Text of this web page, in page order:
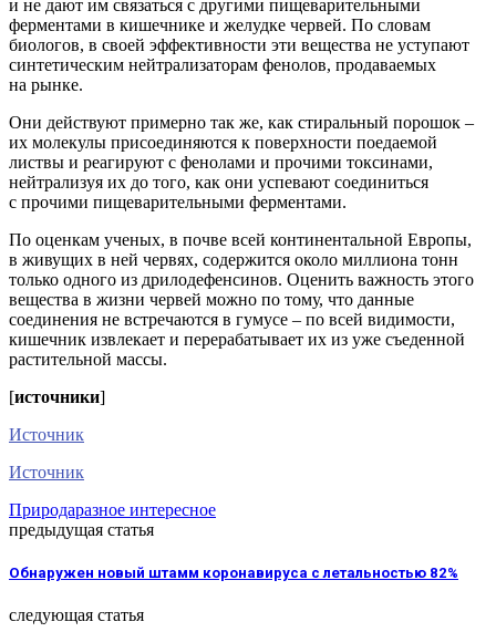
и не дают им связаться с другими пищеварительными
ферментами в кишечнике и желудке червей. По словам
биологов, в своей эффективности эти вещества не уступают
синтетическим нейтрализаторам фенолов, продаваемых
на рынке.
Они действуют примерно так же, как стиральный порошок –
их молекулы присоединяются к поверхности поедаемой
листвы и реагируют с фенолами и прочими токсинами,
нейтрализуя их до того, как они успевают соединиться
с прочими пищеварительными ферментами.
По оценкам ученых, в почве всей континентальной Европы,
в живущих в ней червях, содержится около миллиона тонн
только одного из дрилодефенсинов. Оценить важность этого
вещества в жизни червей можно по тому, что данные
соединения не встречаются в гумусе – по всей видимости,
кишечник извлекает и перерабатывает их из уже съеденной
растительной массы.
[источники]
Источник
Источник
Природаразное интересное
предыдущая статья
Обнаружен новый штамм коронавируса с летальностью 82%
следующая статья